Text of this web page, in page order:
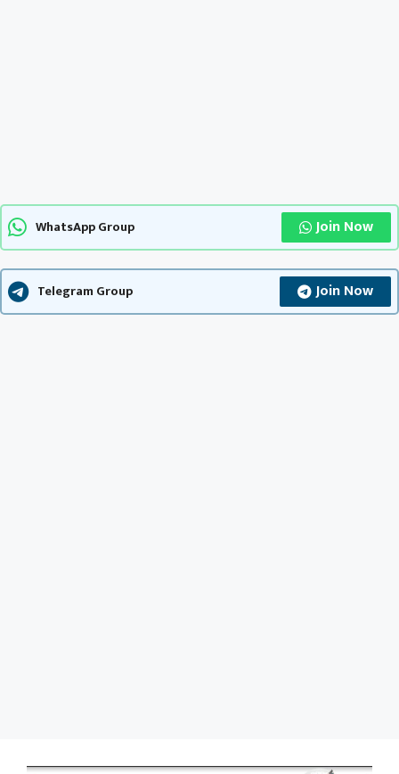
WhatsApp Group Join Now
Telegram Group Join Now